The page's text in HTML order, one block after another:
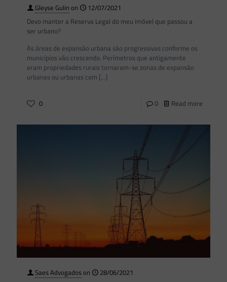
Gleyse Gulin on
12/07/2021
Devo manter a Reserva Legal do meu imóvel que passou a
ser urbano?
As áreas de expansão urbana são progressivas conforme os
municípios vão crescendo. Perímetros que antigamente
eram propriedades rurais tornaram-se zonas de expansão
urbanas ou urbanas com […]
0 0 Read more
Saes Advogadoson
28/06/2021